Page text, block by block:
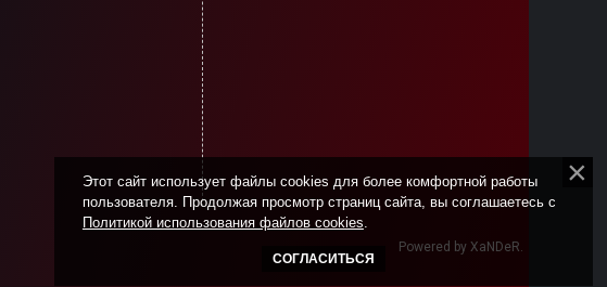
Powered by XaNDeR.
Этот сайт использует файлы cookies для более комфортной работы
пользователя. Продолжая просмотр страниц сайта, вы соглашаетесь с
Политикой использования файлов cookies
СОГЛАСИТЬСЯ